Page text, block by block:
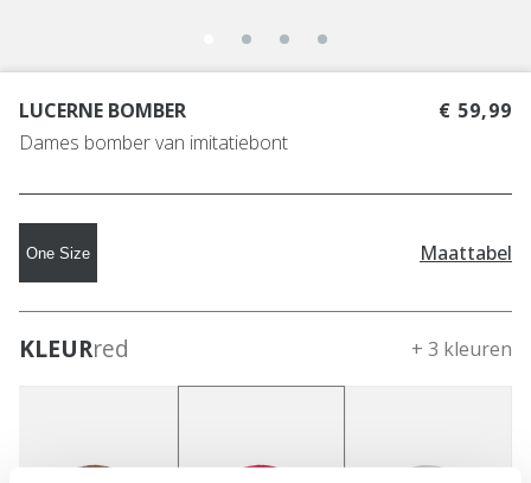
LUCERNE BOMBER
Dames bomber van imitatiebont
€ 59,99
One Size Maattabel
KLEURred + 3 kleuren